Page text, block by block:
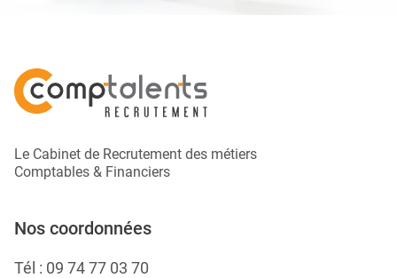
Le Cabinet de Recrutement des métiers
Comptables & Financiers
Nos coordonnées
Tél : 09 74 77 03 70